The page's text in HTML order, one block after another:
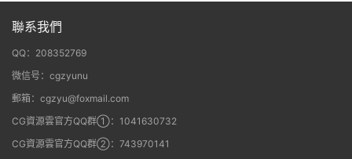
聯系我們
QQ：208352769
微信号：cgzyunu
郵箱：cgzyu@foxmail.com
CG資源雲官方QQ群①：1041630732
CG資源雲官方QQ群②：743970141